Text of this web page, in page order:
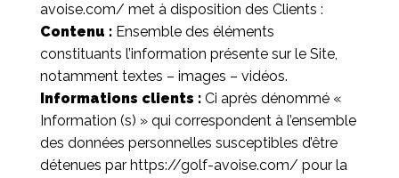
avoise.com/ met à disposition des Clients :
Contenu :Ensemble des éléments
constituants l’information présente sur le Site,
notamment textes – images – vidéos.
Informations clients :Ci après dénommé «
Information (s) » qui correspondent à l’ensemble
des données personnelles susceptibles d’être
détenues par https://golf-avoise.com/ pour la